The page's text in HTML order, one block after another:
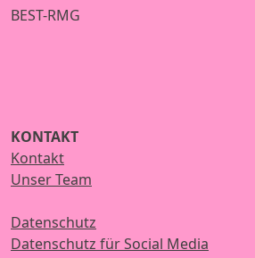
BEST-RMG
KONTAKT
Kontakt
Unser Team
Datenschutz
Datenschutz für Social Media